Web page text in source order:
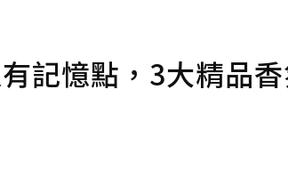
記憶點，3大精品